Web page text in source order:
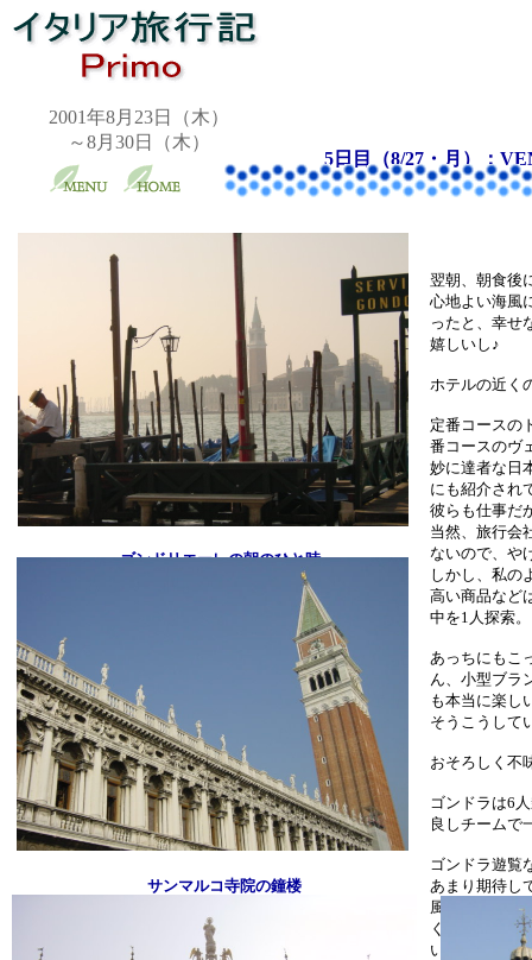
2001年8月23日（木）
～8月30日（木）
5日目（8/27・月）：
翌朝、朝食後
心地よい海風
ったと、幸せ
嬉しいし♪
ホテルの近く
定番コースの
番コースのヴ
妙に達者な日
にも紹介され
彼らも仕事だ
当然、旅行会
ないので、や
しかし、私の
高い商品など
中を1人探索。
あっちにもこ
ん、小型ブラ
も本当に楽し
そうこうして
おそろしく不
ゴンドラは6
良しチームで
ゴンドラ遊覧
あまり期待し
風情のある運
く、キョロキ
います。
サンマルコ寺院の鐘楼
ゴンドリエーレの朝のひと時